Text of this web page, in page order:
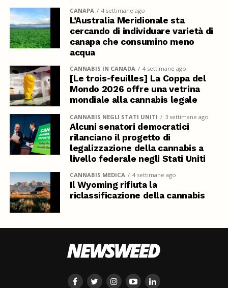
CANAPA 4 settimane ago
L’Australia Meridionale sta
cercando di individuare varietà di
canapa che consumino meno
acqua
CANNABIS IN CANADA 4 settimane ago
[Le trois-feuilles] La Coppa del
Mondo 2026 offre una vetrina
mondiale alla cannabis legale
CANNABIS NEGLI STATI UNITI 3 settimane ago
Alcuni senatori democratici
rilanciano il progetto di
legalizzazione della cannabis a
livello federale negli Stati Uniti
CANNABIS MEDICA 4 settimane ago
Il Wyoming rifiuta la
riclassificazione della cannabis